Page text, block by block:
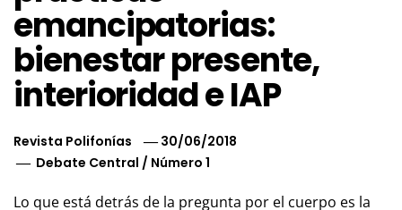
emancipatorias:
bienestar presente,
interioridad e IAP
Revista Polifonías
30/06/2018
Debate Central / Número 1
Lo que está detrás de la pregunta por el cuerpo es la